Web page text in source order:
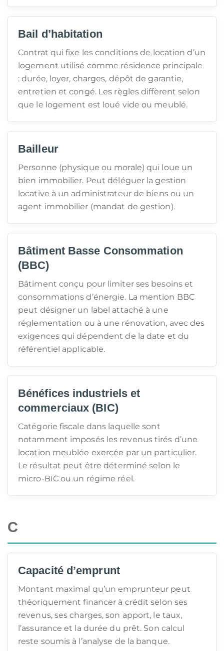
Bail d’habitation
Contrat qui fixe les conditions de location d’un
logement utilisé comme résidence principale
: durée, loyer, charges, dépôt de garantie,
entretien et congé. Les règles diffèrent selon
que le logement est loué vide ou meublé.
Bailleur
Personne (physique ou morale) qui loue un
bien immobilier. Peut déléguer la gestion
locative à un administrateur de biens ou un
agent immobilier (mandat de gestion).
Bâtiment Basse Consommation
(BBC)
Bâtiment conçu pour limiter ses besoins et
consommations d’énergie. La mention BBC
peut désigner un label attaché à une
réglementation ou à une rénovation, avec des
exigences qui dépendent de la date et du
référentiel applicable.
Bénéfices industriels et
commerciaux (BIC)
Catégorie fiscale dans laquelle sont
notamment imposés les revenus tirés d’une
location meublée exercée par un particulier.
Le résultat peut être déterminé selon le
micro-BIC ou un régime réel.
C
Capacité d’emprunt
Montant maximal qu’un emprunteur peut
théoriquement financer à crédit selon ses
revenus, ses charges, son apport, le taux,
l’assurance et la durée du prêt. Son calcul
reste soumis à l’analyse de la banque.